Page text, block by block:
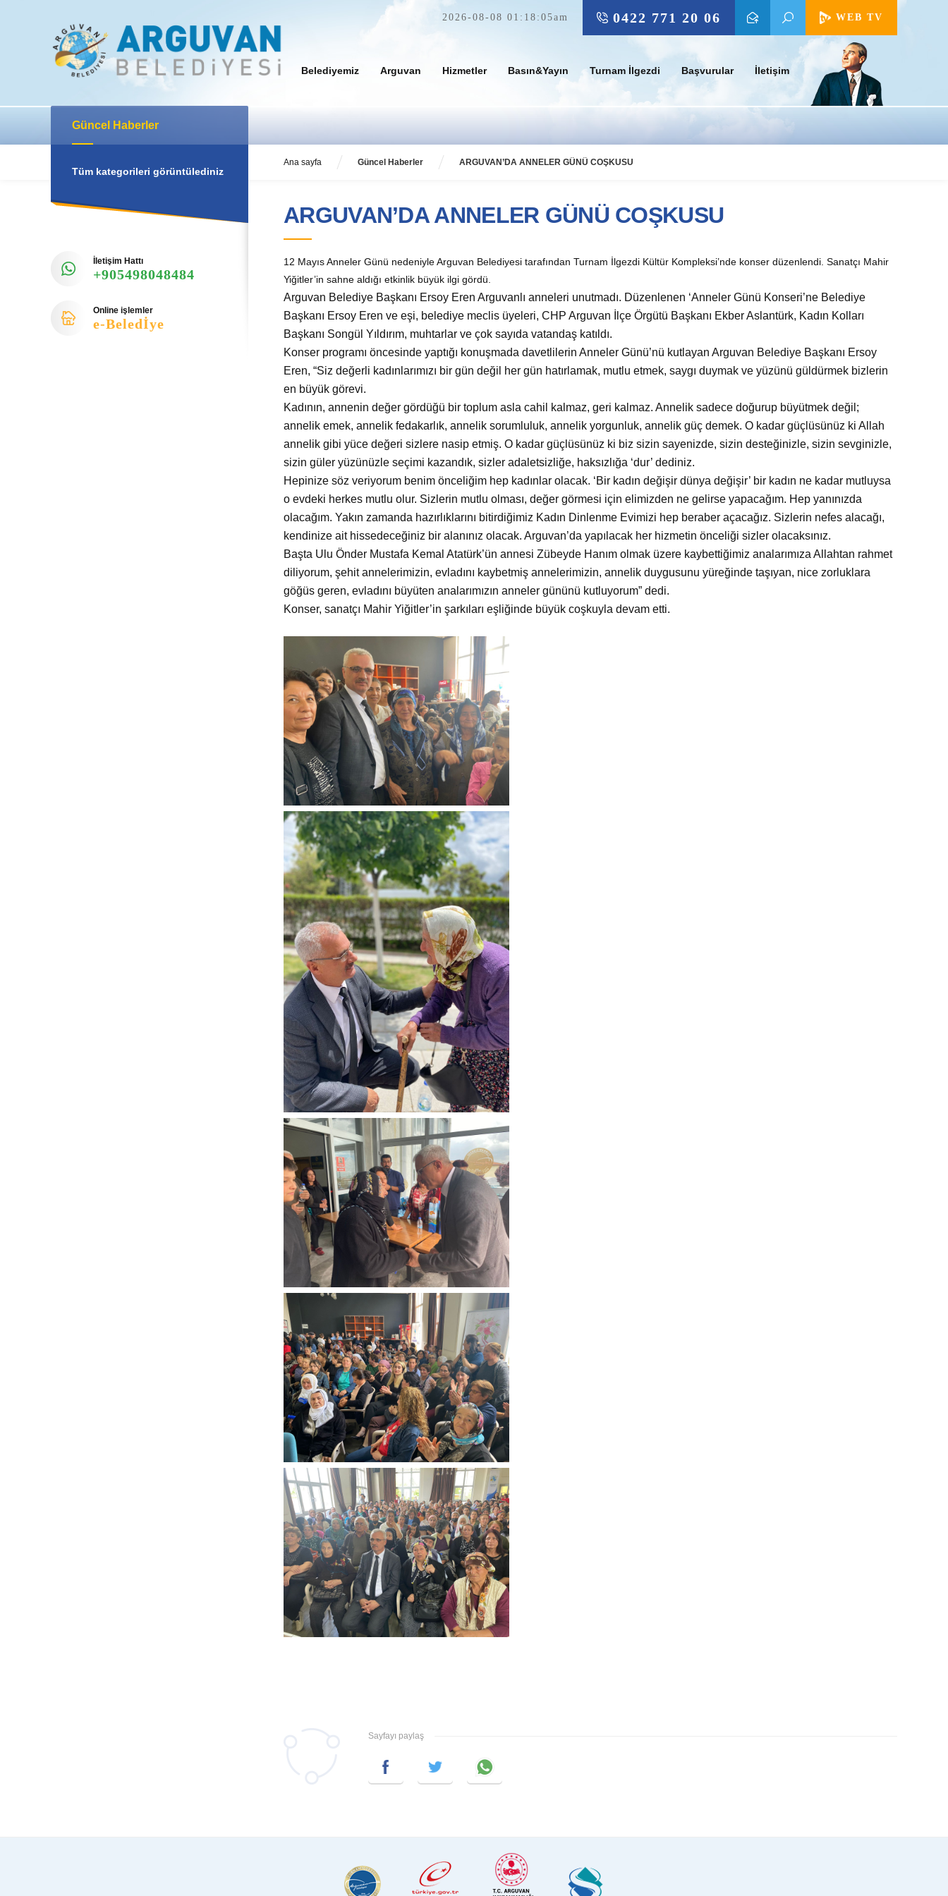
WEB TV
0422 771 20 06
2026-08-08 01:18:05am
Belediyemiz Arguvan Hizmetler Basın&Yayın Turnam İlgezdi Başvurular İletişim
Ana sayfa Güncel Haberler ARGUVAN’DA ANNELER GÜNÜ COŞKUSU
Güncel Haberler
Tüm kategorileri görüntülediniz
İletişim Hattı
+905498048484
Online işlemler
e-Beledİye
ARGUVAN’DA ANNELER GÜNÜ COŞKUSU
12 Mayıs Anneler Günü nedeniyle Arguvan Belediyesi tarafından Turnam İlgezdi Kültür Kompleksi’nde konser düzenlendi. Sanatçı Mahir
Yiğitler’in sahne aldığı etkinlik büyük ilgi gördü.
Arguvan Belediye Başkanı Ersoy Eren Arguvanlı anneleri unutmadı. Düzenlenen ‘Anneler Günü Konseri’ne Belediye
Başkanı Ersoy Eren ve eşi, belediye meclis üyeleri, CHP Arguvan İlçe Örgütü Başkanı Ekber Aslantürk, Kadın Kolları
Başkanı Songül Yıldırım, muhtarlar ve çok sayıda vatandaş katıldı.
Konser programı öncesinde yaptığı konuşmada davetlilerin Anneler Günü’nü kutlayan Arguvan Belediye Başkanı Ersoy
Eren, “Siz değerli kadınlarımızı bir gün değil her gün hatırlamak, mutlu etmek, saygı duymak ve yüzünü güldürmek bizlerin
en büyük görevi.
Kadının, annenin değer gördüğü bir toplum asla cahil kalmaz, geri kalmaz. Annelik sadece doğurup büyütmek değil;
annelik emek, annelik fedakarlık, annelik sorumluluk, annelik yorgunluk, annelik güç demek. O kadar güçlüsünüz ki Allah
annelik gibi yüce değeri sizlere nasip etmiş. O kadar güçlüsünüz ki biz sizin sayenizde, sizin desteğinizle, sizin sevginizle,
sizin güler yüzünüzle seçimi kazandık, sizler adaletsizliğe, haksızlığa ‘dur’ dediniz.
Hepinize söz veriyorum benim önceliğim hep kadınlar olacak. ‘Bir kadın değişir dünya değişir’ bir kadın ne kadar mutluysa
o evdeki herkes mutlu olur. Sizlerin mutlu olması, değer görmesi için elimizden ne gelirse yapacağım. Hep yanınızda
olacağım. Yakın zamanda hazırlıklarını bitirdiğimiz Kadın Dinlenme Evimizi hep beraber açacağız. Sizlerin nefes alacağı,
kendinize ait hissedeceğiniz bir alanınız olacak. Arguvan’da yapılacak her hizmetin önceliği sizler olacaksınız.
Başta Ulu Önder Mustafa Kemal Atatürk’ün annesi Zübeyde Hanım olmak üzere kaybettiğimiz analarımıza Allahtan rahmet
diliyorum, şehit annelerimizin, evladını kaybetmiş annelerimizin, annelik duygusunu yüreğinde taşıyan, nice zorluklara
göğüs geren, evladını büyüten analarımızın anneler gününü kutluyorum” dedi.
Konser, sanatçı Mahir Yiğitler’in şarkıları eşliğinde büyük coşkuyla devam etti.
Sayfayı paylaş